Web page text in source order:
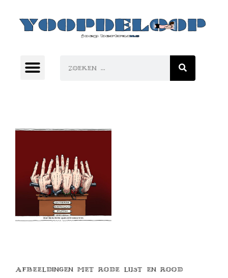
Afbeeldingen met rode lijst en rood